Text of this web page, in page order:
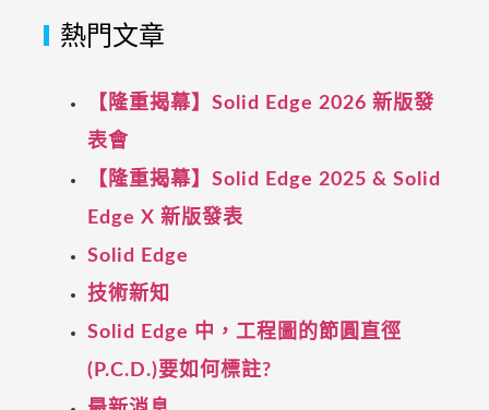
熱門文章
【隆重揭幕】Solid Edge 2026 新版發
表會
【隆重揭幕】Solid Edge 2025 & Solid
Edge X 新版發表
Solid Edge
技術新知
Solid Edge 中，工程圖的節圓直徑
(P.C.D.)要如何標註?